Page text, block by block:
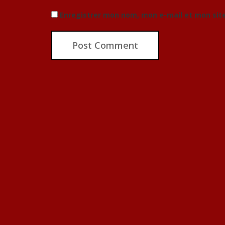
Enregistrer mon nom, mon e-mail et mon